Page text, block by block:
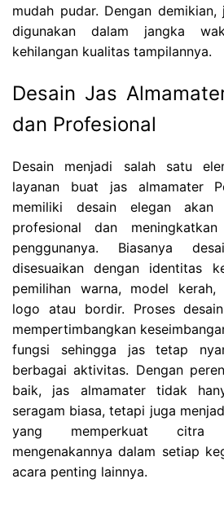
mudah pudar. Dengan
digunakan dalam jangka
kehilangan kualitas tampilannya.
Desain Jas
dan Profesional
Desain menjadi salah satu
layanan buat jas almamater
memiliki desain elegan akan
profesional dan
penggunanya. Biasanya
disesuaikan dengan identitas
pemilihan warna, model kerah,
logo atau bordir. Proses
mempertimbangkan
fungsi sehingga jas tetap
berbagai aktivitas. Dengan
baik, jas almamater tidak
seragam biasa, tetapi juga
yang memperkuat citra
mengenakannya dalam setiap
acara penting lainnya.